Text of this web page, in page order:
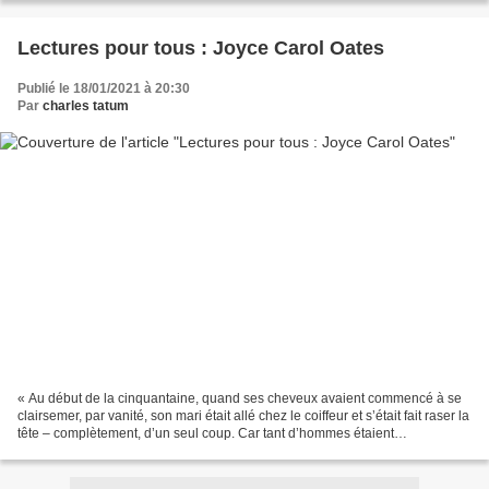
Lectures pour tous : Joyce Carol Oates
Publié le 18/01/2021 à 20:30
Par charles tatum
« Au début de la cinquantaine, quand ses cheveux avaient commencé à se
clairsemer, par vanité, son mari était allé chez le coiffeur et s’était fait raser la
tête – complètement, d’un seul coup. Car tant d’hommes étaient